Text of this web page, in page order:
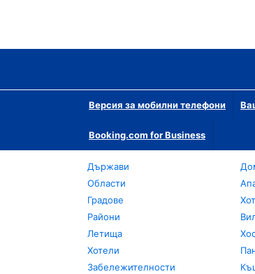
Версия за мобилни телефони
Booking.com for Business
Държави
Области
Градове
Райони
Летища
Хотели
Забележителности